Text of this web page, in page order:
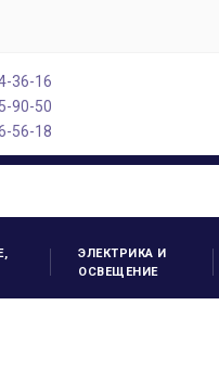
36-16
90-50
56-18
ЭЛЕКТРИКА И
ОСВЕЩЕНИЕ